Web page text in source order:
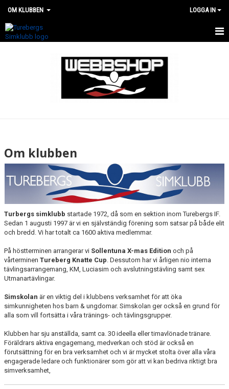
OM KLUBBEN LOGGA IN
KLUBBREKORD
AVBOKNINGS- OCH ÅTERBETALNINGSVILLKOR
Om klubben
Turbergs simklubb startade 1972, då som en sektion inom Turebergs IF.
Sedan 1 augusti 1997 är vi en självständig förening som satsar på både elit
och bredd. Vi har totalt ca 1600 aktiva medlemmar.
På höstterminen arrangerar vi Sollentuna X-mas Edition och på
vårterminen Tureberg Knatte Cup . Dessutom har vi årligen nio interna
tävlingsarrangemang, KM, Luciasim och avslutningstävling samt sex
Utmanartävlingar.
Simskolan är en viktig del i klubbens verksamhet för att öka
simkunnigheten hos barn & ungdomar. Simskolan ger också en grund för
alla som vill fortsätta i våra tränings- och tävlingsgrupper.
Klubben har sju anställda, samt ca. 30 ideella eller timavlönade tränare.
Föräldrars aktiva engagemang, medverkan och stöd är också en
förutsättning för en bra verksamhet och vi är mycket stolta över alla våra
engagerade ledare och funktionärer som gör att vi kan bedriva riktigt bra
simverksamhet,